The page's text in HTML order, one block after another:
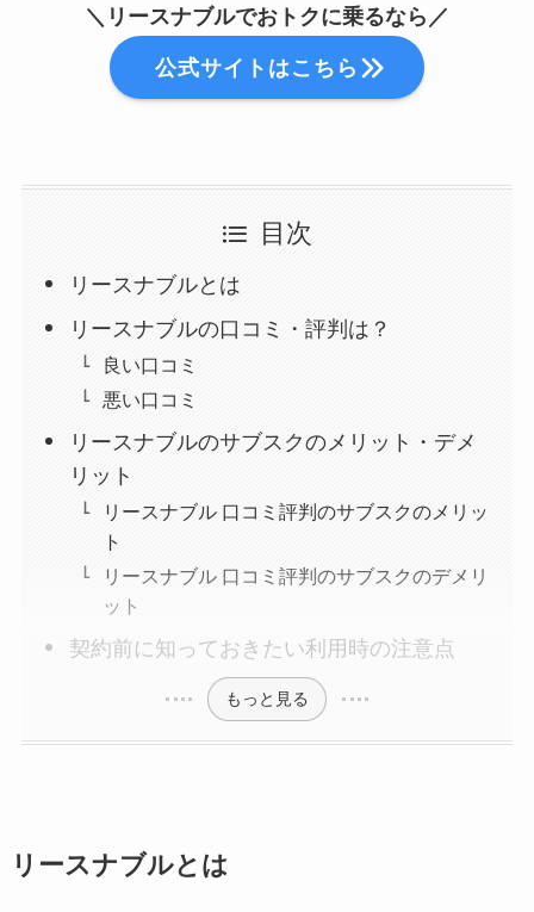
＼ リースナブルでおトクに乗るなら ／
公式サイトはこちら
目次
リースナブルとは
リースナブルの口コミ・評判は？
良い口コミ
悪い口コミ
リースナブルのサブスクのメリット・デメ
リット
リースナブル 口コミ評判のサブスクのメリッ
ト
リースナブル 口コミ評判のサブスクのデメリ
ット
契約前に知っておきたい利用時の注意点
もっと見る
リースナブルとは